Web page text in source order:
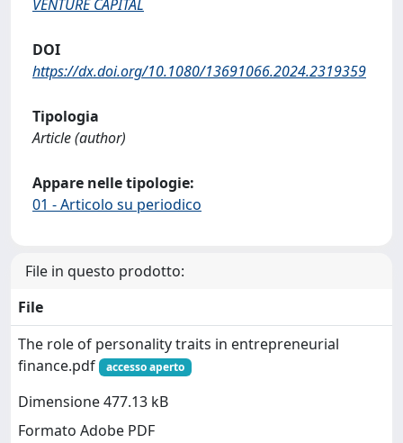
VENTURE CAPITAL
DOI
https://dx.doi.org/10.1080/13691066.2024.2319359
Tipologia
Article (author)
Appare nelle tipologie:
01 - Articolo su periodico
File in questo prodotto:
File
The role of personality traits in entrepreneurial
finance.pdf
accesso aperto
Dimensione 477.13 kB
Formato Adobe PDF